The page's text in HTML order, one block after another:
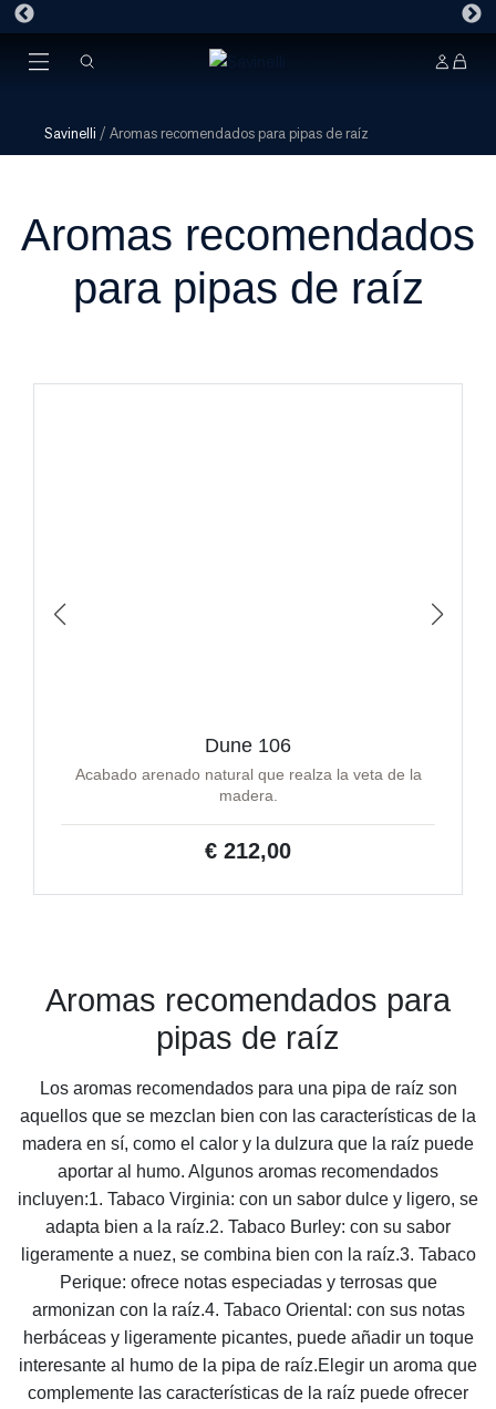
Savinelli / Aromas recomendados para pipas de raíz
Aromas recomendados
para pipas de raíz
Dune 106
Acabado arenado natural que realza la veta de la
madera.
€ 212,00
Aromas recomendados para
pipas de raíz
Los aromas recomendados para una pipa de raíz son
aquellos que se mezclan bien con las características de la
madera en sí, como el calor y la dulzura que la raíz puede
aportar al humo. Algunos aromas recomendados
incluyen:1. Tabaco Virginia: con un sabor dulce y ligero, se
adapta bien a la raíz.2. Tabaco Burley: con su sabor
ligeramente a nuez, se combina bien con la raíz.3. Tabaco
Perique: ofrece notas especiadas y terrosas que
armonizan con la raíz.4. Tabaco Oriental: con sus notas
herbáceas y ligeramente picantes, puede añadir un toque
interesante al humo de la pipa de raíz.Elegir un aroma que
complemente las características de la raíz puede ofrecer